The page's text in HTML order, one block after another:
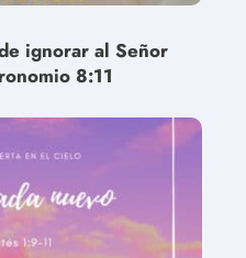
ignorar al Señor
8:11